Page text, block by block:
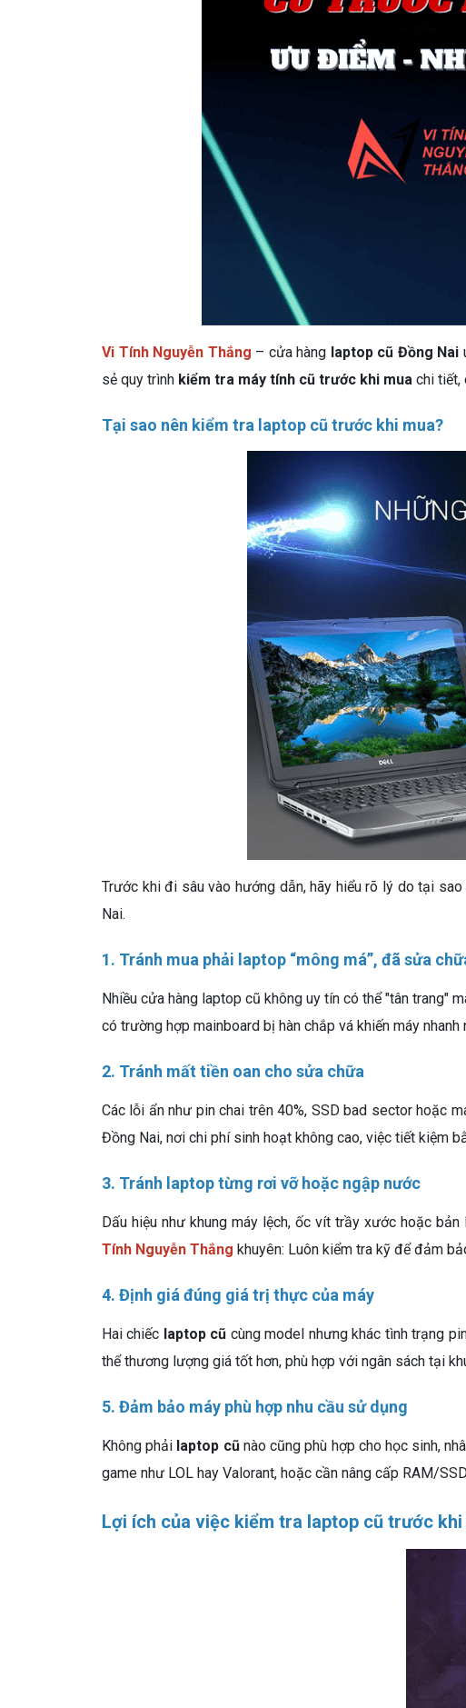
Vi Tính Nguyễn Thắng – cửa hàng laptop cũ Đồng Nai
sẻ quy trình kiểm tra máy tính cũ trước khi mua chi tiết,
Tại sao nên kiểm tra laptop cũ trước khi mua?
Trước khi đi sâu vào hướng dẫn, hãy hiểu rõ lý do tại sao
Nai.
1. Tránh mua phải laptop “mông má”, đã sửa
Nhiều cửa hàng laptop cũ không uy tín có thể "tân trang"
có trường hợp mainboard bị hàn chắp vá khiến máy
2. Tránh mất tiền oan cho sửa chữa
Các lỗi ẩn như pin chai trên 40%, SSD bad sector hoặc
Đồng Nai, nơi chi phí sinh hoạt không cao, việc tiết kiệm
3. Tránh laptop từng rơi vỡ hoặc ngập nước
Dấu hiệu như khung máy lệch, ốc vít trầy xước hoặc
Tính Nguyễn Thắng khuyên: Luôn kiểm tra kỹ để đảm
4. Định giá đúng giá trị thực của máy
Hai chiếc laptop cũ cùng model nhưng khác tình trạng
thể thương lượng giá tốt hơn, phù hợp với ngân sách tại
5. Đảm bảo máy phù hợp nhu cầu sử dụng
Không phải laptop cũnào cũng phù hợp cho học sinh,
game như LOL hay Valorant, hoặc cần nâng cấp RAM/
Lợi ích của việc kiểm tra laptop cũ trước khi